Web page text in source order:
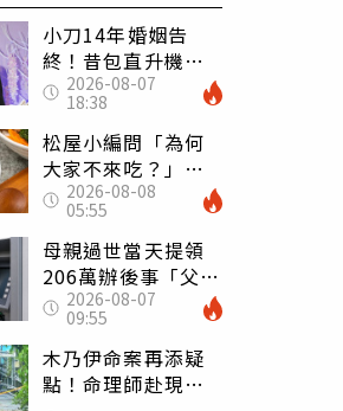
小刀14年婚姻告
終！昔包直升機求
婚 豪砸545萬辦婚
禮還找連戰證婚
2026-08-07
18:38
松屋小編問「為何
大家不來吃？」
一票人點出3大問
題：滿手好牌打到
爛
2026-08-08
05:55
母親過世當天提領
206萬辦後事「父子
遭判刑」 律師：
搶錢先下手是罪
2026-08-07
09:55
木乃伊命案再添疑
點！命理師赴現場